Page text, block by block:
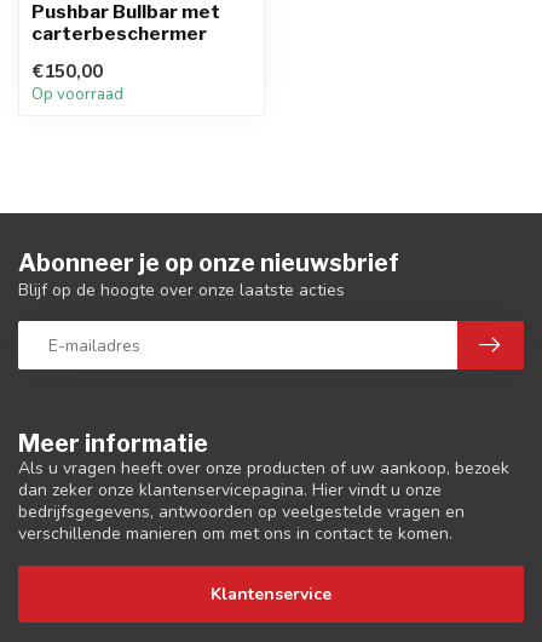
Pushbar Bullbar met
carterbeschermer
€150,00
Op voorraad
Meer informatie
Als u vragen heeft over onze producten of uw aankoop, bezoek
dan zeker onze klantenservicepagina. Hier vindt u onze
bedrijfsgegevens, antwoorden op veelgestelde vragen en
verschillende manieren om met ons in contact te komen.
Klantenservice
Abonneer je op onze nieuwsbrief
Blijf op de hoogte over onze laatste acties